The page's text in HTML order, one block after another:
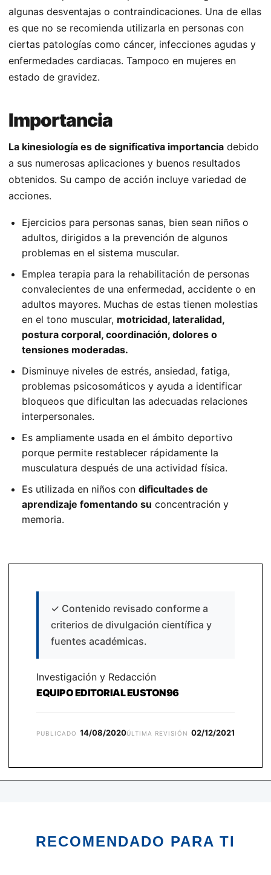
algunas desventajas o contraindicaciones. Una de ellas
es que no se recomienda utilizarla en personas con
ciertas patologías como cáncer, infecciones agudas y
enfermedades cardiacas. Tampoco en mujeres en
estado de gravidez.
Importancia
La kinesiología es de significativa importancia debido
a sus numerosas aplicaciones y buenos resultados
obtenidos. Su campo de acción incluye variedad de
acciones.
Ejercicios para personas sanas, bien sean niños o
adultos, dirigidos a la prevención de algunos
problemas en el sistema muscular.
Emplea terapia para la rehabilitación de personas
convalecientes de una enfermedad, accidente o en
adultos mayores. Muchas de estas tienen molestias
en el tono muscular, motricidad, lateralidad,
postura corporal, coordinación, dolores o
tensiones moderadas.
Disminuye niveles de estrés, ansiedad, fatiga,
problemas psicosomáticos y ayuda a identificar
bloqueos que dificultan las adecuadas relaciones
interpersonales.
Es ampliamente usada en el ámbito deportivo
porque permite restablecer rápidamente la
musculatura después de una actividad física.
Es utilizada en niños con dificultades de
aprendizaje fomentando su concentración y
memoria.
✓ Contenido revisado conforme a
criterios de divulgación científica y
fuentes académicas.
Investigación y Redacción
EQUIPO EDITORIAL EUSTON96
PUBLICADO 14/08/2020ÚLTIMA REVISIÓN 02/12/2021
RECOMENDADO PARA TI